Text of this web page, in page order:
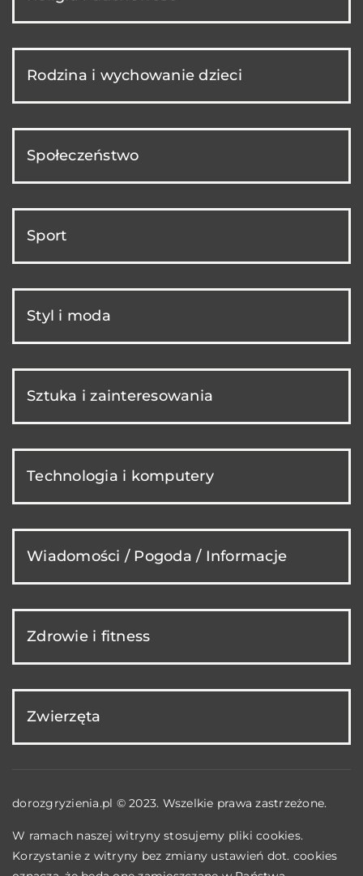
Rodzina i wychowanie dzieci
Społeczeństwo
Sport
Styl i moda
Sztuka i zainteresowania
Technologia i komputery
Wiadomości / Pogoda / Informacje
Zdrowie i fitness
Zwierzęta
dorozgryzienia.pl © 2023. Wszelkie prawa zastrzeżone.
W ramach naszej witryny stosujemy pliki cookies.
Korzystanie z witryny bez zmiany ustawień dot. cookies